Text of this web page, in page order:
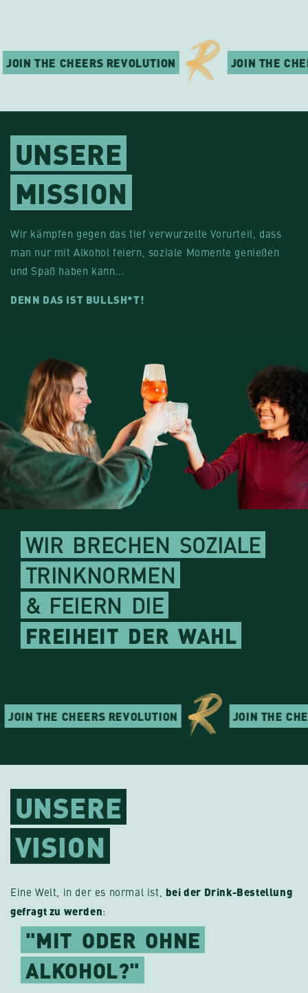
THE CHEERS REVOLUTION JOIN THE
UNSERE
MISSION
Wir kämpfen gegen das tief verwurzelte Vorurteil, dass
man nur mit Alkohol feiern, soziale Momente genießen
und Spaß haben kann...
DENN DAS IST BULLSH*T!
WIR BRECHEN SOZIALE
TRINKNORMEN
& FEIERN DIE
FREIHEIT DER WAHL
THE CHEERS REVOLUTION JOIN THE
UNSERE
VISION
Eine Welt, in der es normal ist, bei der Drink-Bestellung
gefragt zu werden:
"MIT ODER OHNE
ALKOHOL?"